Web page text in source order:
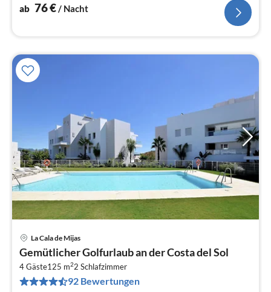
ab 76€/ Nacht
La Cala de Mijas
Gemütlicher Golfurlaub an der Costa del Sol
4 Gäste125 m22 Schlafzimmer
92 Bewertungen